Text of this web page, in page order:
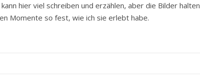
hier viel schreiben und erzählen, aber die Bilder halten
Momente so fest, wie ich sie erlebt habe.